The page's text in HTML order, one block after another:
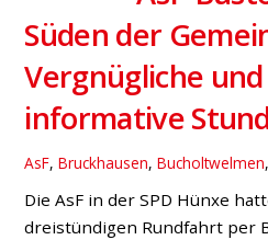
Süden der
Vergnügliche
informative
AsF,Bruckhausen,Bucholtwelmen
Die AsF in der SPD Hünxe
dreistündigen Rundfahrt per